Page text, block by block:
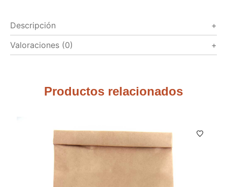
Descripción
Valoraciones (0)
Productos relacionados